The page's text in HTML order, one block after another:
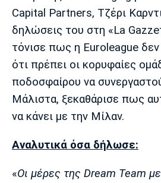
Πολιτισμός
Τραγούδια
Cine Spot
Running
Media
Παρασκήνιο
Πρόγραμμα TV
Ιωνικός Κηφισιά
Μαδρίτης
Capital Partners, Τζέρι
δηλώσεις του στη «La
τόνισε πως η Euroleague δεν
ότι πρέπει οι κορυφαίες
ποδοσφαίρου να
Μάλιστα, ξεκαθάρισε πως
να κάνει με την Μίλαν.
Αναλυτικά όσα δήλωσε:
«Οι μέρες της Dream Team